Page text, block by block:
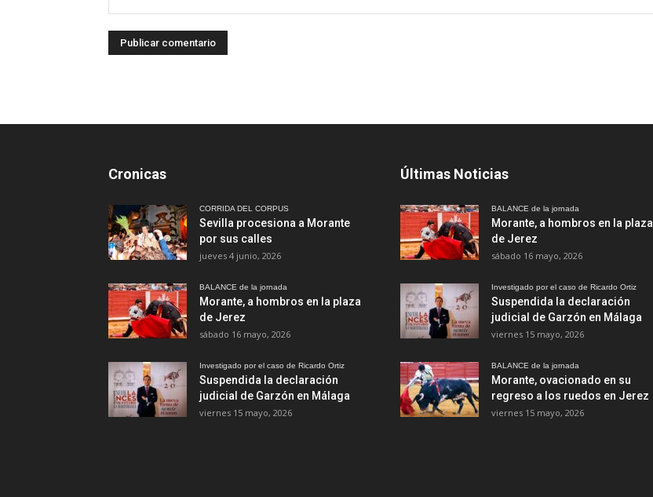
Cronicas
CORRIDA DEL CORPUS
Sevilla procesiona a Morante
por sus calles
jueves 4 junio, 2026
BALANCE de la jornada
Morante, a hombros en la plaza
de Jerez
sábado 16 mayo, 2026
Investigado por el caso de Ricardo Ortiz
Suspendida la declaración
judicial de Garzón en Málaga
viernes 15 mayo, 2026
Últimas Noticias
BALANCE de la jornada
Morante, a hombros en la plaza
de Jerez
sábado 16 mayo, 2026
Investigado por el caso de Ricardo Ortiz
Suspendida la declaración
judicial de Garzón en Málaga
viernes 15 mayo, 2026
BALANCE de la jornada
Morante, ovacionado en su
regreso a los ruedos en Jerez
viernes 15 mayo, 2026